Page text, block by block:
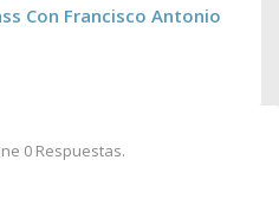
Con Francisco Antonio
0 Respuestas.